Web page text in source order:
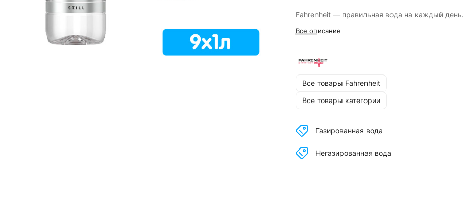
Fahrenheit — правильная вода на каждый день.
Все описание
Все товары Fahrenheit
Все товары категории
Газированная вода
Негазированная вода